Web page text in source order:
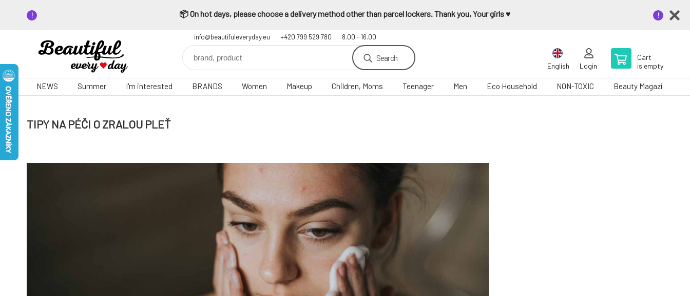
📦 On hot days, please choose a delivery method other than parcel lockers. Thank you, Your girls ♥️
info@beautifuleveryday.eu +420 799 529 780 8.00 - 16.00
Search
English Login
Cart
is empty
NEWS Summer I'm interested BRANDS Women Makeup Children, Moms Teenager Men Eco Household NON-TOXIC Beauty Magazine
TIPY NA PÉČI O ZRALOU PLEŤ